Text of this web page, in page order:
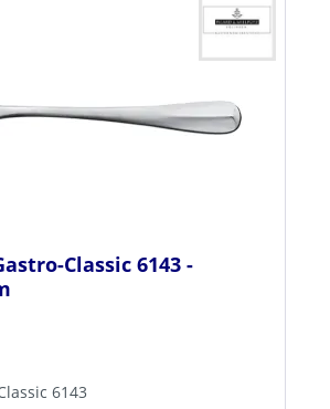
Classic 6143 -
6143